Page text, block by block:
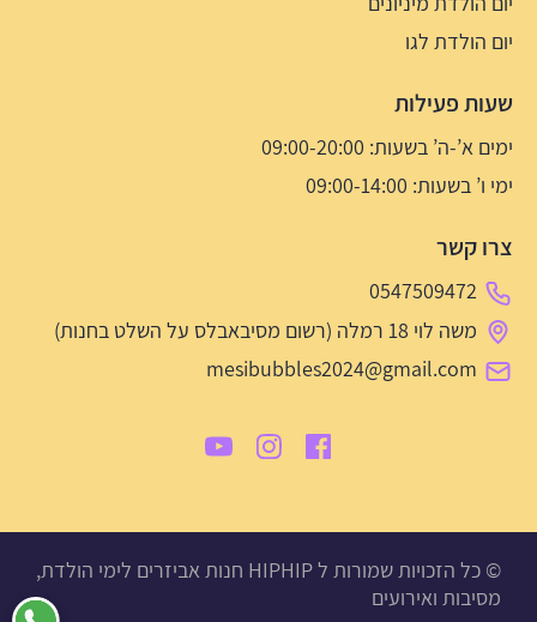
יום הולדת לגו
שעות פעילות
ימים א’-ה’ בשעות: 09:00-20:00
ימי ו’ בשעות: 09:00-14:00
צרו קשר
0547509472
משה לוי 18 רמלה (רשום מסיבאבלס על השלט בחנות)
mesibubbles2024@gmail.com
© כל הזכויות שמורות ל HIPHIP חנות אביזרים לימי הולדת,
מסיבות ואירועים